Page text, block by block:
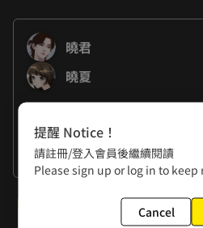
曉君
曉夏
曉君：我覺得在心靈上能夠一起成
比較有結果。戀愛應該不只是單純
曉夏：茶茶與恩恩總算更進一步
看更多
提醒 Notice！
請註冊/登入會員後繼續閱讀
Please sign up or log in to keep
Cancel